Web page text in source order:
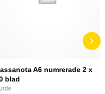
A6 numrerade 2 x
blad